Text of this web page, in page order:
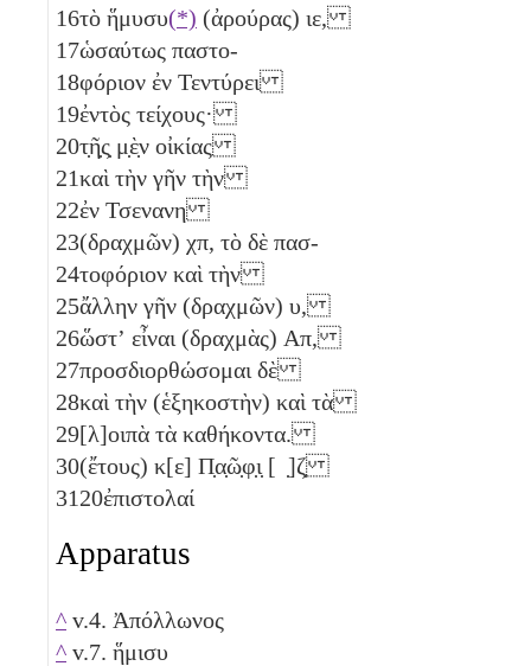
16τὸ ἥμυσυ(*) (ἀρούρας) ιε,
17ὡσαύτως παστο-
18φόριον ἐν Τεντύρει
19ἐντὸς τείχους·
20τ̣ῆ̣ς̣ μ̣ὲ̣ν οἰκίας
21καὶ τὴν γῆν τὴν
22ἐν Τσενανη
23(δραχμῶν) χπ, τὸ δὲ πασ-
24τοφόριον καὶ τὴν
25ἄλλην γῆν (δραχμῶν) υ,
26ὥστʼ εἶναι (δραχμὰς) Απ,
27προσδιορθώσομαι δὲ
28καὶ τὴν (ἑξηκοστὴν) καὶ τὰ
29[λ]οιπὰ τὰ καθήκοντα.
30(ἔτους) κ[ε] Π̣α̣ῶ̣φ̣ι̣ [ ̣]ζ̣
3120ἐπιστολαί
Apparatus
^ v.4. Ἀπόλλωνος
^ v.7. ἥμισυ